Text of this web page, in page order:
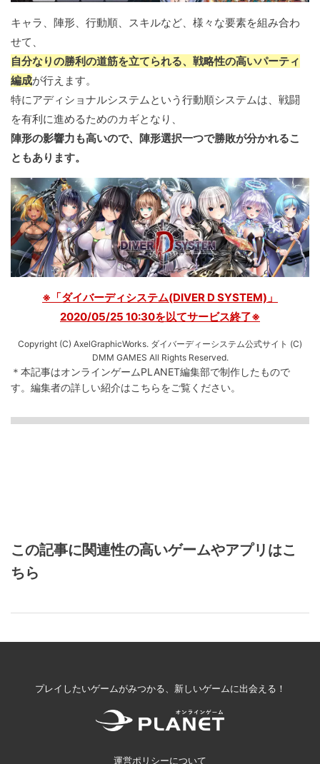
キャラ、陣形、行動順、スキルなど、様々な要素を組み合わ
せて、
自分なりの勝利の道筋を立てられる、戦略性の高いパーティ
編成が行えます。
特にアディショナルシステムという行動順システムは、戦闘
を有利に進めるためのカギとなり、
陣形の影響力も高いので、陣形選択一つで勝敗が分かれるこ
ともあります。
※「ダイバーディシステム(DIVER D SYSTEM)」
2020/05/25 10:30を以てサービス終了※
Copyright (C) AxelGraphicWorks. ダイバーディーシステム公式サイト (C)
DMM GAMES All Rights Reserved.
＊本記事はオンラインゲームPLANET編集部で制作したもので
す。 編集者の詳しい紹介はこちらをご覧ください。
この記事に関連性の高いゲームやアプリはこ
ちら
プレイしたいゲームがみつかる、新しいゲームに出会える！
運営ポリシーについて